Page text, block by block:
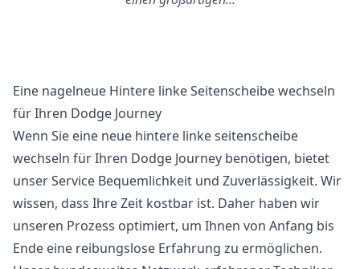
Eine nagelneue Hintere linke Seitenscheibe wechseln
für Ihren Dodge Journey
Wenn Sie eine neue hintere linke seitenscheibe
wechseln für Ihren Dodge Journey benötigen, bietet
unser Service Bequemlichkeit und Zuverlässigkeit. Wir
wissen, dass Ihre Zeit kostbar ist. Daher haben wir
unseren Prozess optimiert, um Ihnen von Anfang bis
Ende eine reibungslose Erfahrung zu ermöglichen.